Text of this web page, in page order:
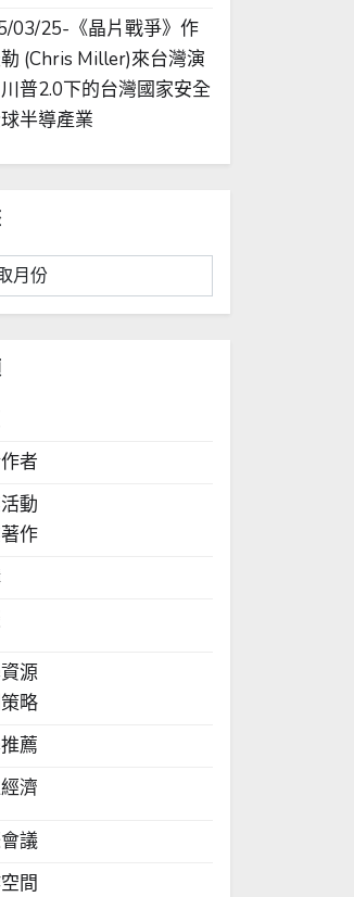
03/25-《晶片戰爭》作
(Chris Miller)來台灣演
普2.0下的台灣國家安全
半導產業
者
動
作
源
略
薦
濟
議
間